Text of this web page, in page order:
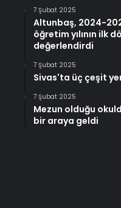
7 Şubat 2025
Altunbaş, 2024-
öğretim yılının ilk
değerlendirdi
7 Şubat 2025
Sivas'ta üç çeşit
7 Şubat 2025
Mezun olduğu
bir araya geldi